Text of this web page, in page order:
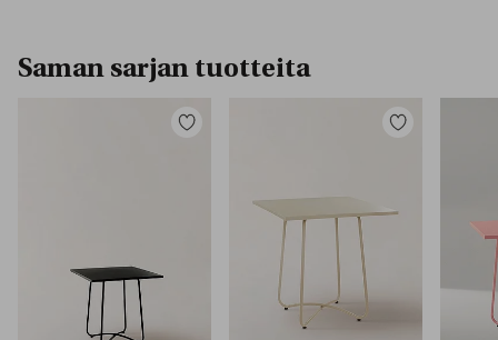
Saman sarjan tuotteita
Lisää
Lisää